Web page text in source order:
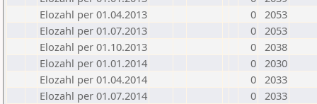
Elozahl per 01.04.2013
0 2053
Elozahl per 01.07.2013
0 2053
Elozahl per 01.10.2013
0 2038
Elozahl per 01.01.2014
0 2030
Elozahl per 01.04.2014
0 2033
Elozahl per 01.07.2014
0 2033